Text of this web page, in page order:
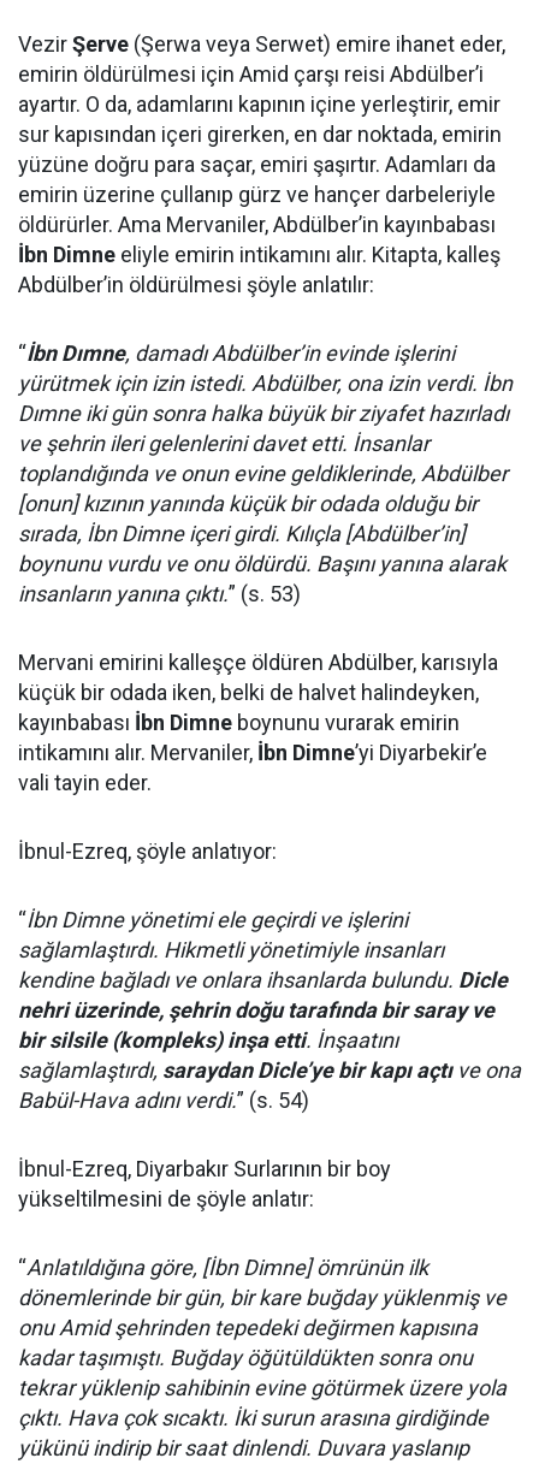
VezirŞerve (Şerwa veya Serwet) emire ihanet eder,
emirin öldürülmesi için Amid çarşı reisi Abdülber’i
ayartır. O da, adamlarını kapının içine yerleştirir, emir
sur kapısından içeri girerken, en dar noktada, emirin
yüzüne doğru para saçar, emiri şaşırtır. Adamları da
emirin üzerine çullanıp gürz ve hançer darbeleriyle
öldürürler. Ama Mervaniler, Abdülber’in kayınbabası
İbn Dimne eliyle emirin intikamını alır. Kitapta, kalleş
Abdülber’in öldürülmesi şöyle anlatılır:
“İbn Dımne, damadı Abdülber’in evinde işlerini
yürütmek için izin istedi. Abdülber, ona izin verdi. İbn
Dımne iki gün sonra halka büyük bir ziyafet hazırladı
ve şehrin ileri gelenlerini davet etti. İnsanlar
toplandığında ve onun evine geldiklerinde, Abdülber
[onun] kızının yanında küçük bir odada olduğu bir
sırada, İbn Dimne içeri girdi. Kılıçla [Abdülber’in]
boynunu vurdu ve onu öldürdü. Başını yanına alarak
insanların yanına çıktı.” (s. 53)
Mervani emirini kalleşçe öldüren Abdülber, karısıyla
küçük bir odada iken, belki de halvet halindeyken,
kayınbabası İbn Dimne boynunu vurarak emirin
intikamını alır. Mervaniler, İbn Dimne’yi Diyarbekir’e
vali tayin eder.
İbnul-Ezreq, şöyle anlatıyor:
“İbn Dimne yönetimi ele geçirdi ve işlerini
sağlamlaştırdı. Hikmetli yönetimiyle insanları
kendine bağladı ve onlara ihsanlarda bulundu. Dicle
nehri üzerinde, şehrin doğu tarafında bir saray ve
bir silsile (kompleks) inşa etti. İnşaatını
sağlamlaştırdı, saraydan Dicle’ye bir kapı açtıve ona
Babül-Hava adını verdi.” (s. 54)
İbnul-Ezreq, Diyarbakır Surlarının bir boy
yükseltilmesini de şöyle anlatır:
“Anlatıldığına göre, [İbn Dimne] ömrünün ilk
dönemlerinde bir gün, bir kare buğday yüklenmiş ve
onu Amid şehrinden tepedeki değirmen kapısına
kadar taşımıştı. Buğday öğütüldükten sonra onu
tekrar yüklenip sahibinin evine götürmek üzere yola
çıktı. Hava çok sıcaktı. İki surun arasına girdiğinde
yükünü indirip bir saat dinlendi. Duvara yaslanıp